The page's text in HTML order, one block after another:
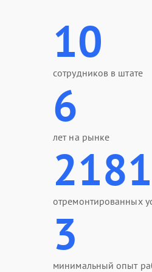
10
сотрудников в штате
6
лет на рынке
2181
отремонтированных
3
минимальный опыт